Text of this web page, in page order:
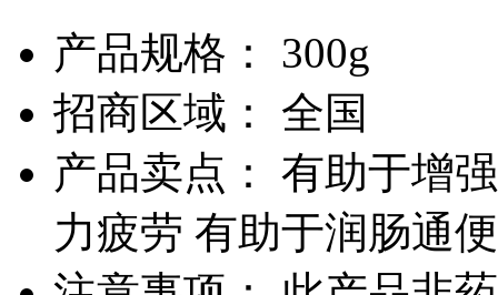
产品规格： 300g
招商区域： 全国
产品卖点： 有助于增
力疲劳 有助于润肠通